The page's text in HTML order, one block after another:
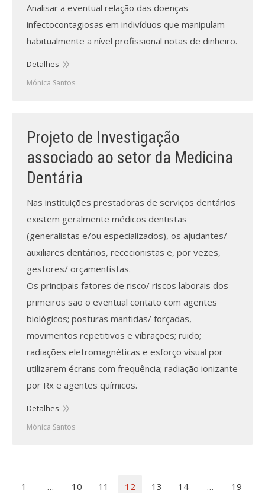
Analisar a eventual relação das doenças
infectocontagiosas em indivíduos que manipulam
habitualmente a nível profissional notas de dinheiro.
Detalhes
Mónica Santos
Projeto de Investigação
associado ao setor da Medicina
Dentária
Nas instituições prestadoras de serviços dentários
existem geralmente médicos dentistas
(generalistas e/ou especializados), os ajudantes/
auxiliares dentários, rececionistas e, por vezes,
gestores/ orçamentistas.
Os principais fatores de risco/ riscos laborais dos
primeiros são o eventual contato com agentes
biológicos; posturas mantidas/ forçadas,
movimentos repetitivos e vibrações; ruido;
radiações eletromagnéticas e esforço visual por
utilizarem écrans com frequência; radiação ionizante
por Rx e agentes químicos.
Detalhes
Mónica Santos
1 … 10 11 12 13 14 …
19